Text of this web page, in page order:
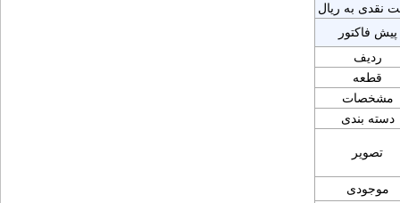
نقدی به ریال
پیش فاکتور
ردیف
قطعه
مشخصات
دسته بندی
تصویر
موجودی